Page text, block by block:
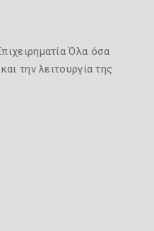
Όλα όσα
την λειτουργία της